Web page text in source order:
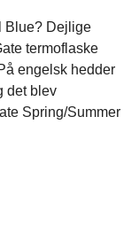
Blue? Dejlige
termoflaske
engelsk hedder
det blev
Spring/Summer